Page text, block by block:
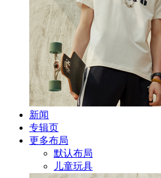
新闻
专辑页
更多布局
默认布局
儿童玩具